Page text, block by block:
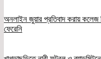
অনলাইন জুয়ার প্রতিবাদ করায় কলেজ
ফেরেনি